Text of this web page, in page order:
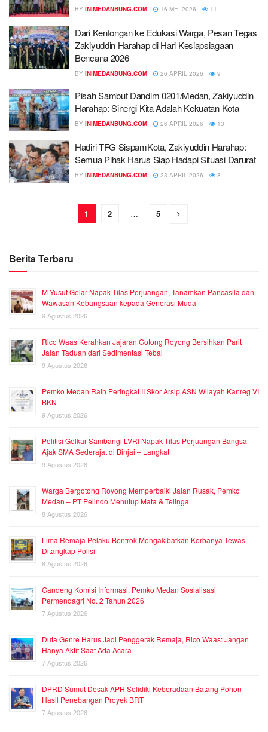
BY INIMEDANBUNG.COM 16 MEI 2026 11
Dari Kentongan ke Edukasi Warga, Pesan Tegas
Zakiyuddin Harahap di Hari Kesiapsiagaan
Bencana 2026
BY INIMEDANBUNG.COM 26 APRIL 2026 9
Pisah Sambut Dandim 0201/Medan, Zakiyuddin
Harahap: Sinergi Kita Adalah Kekuatan Kota
BY INIMEDANBUNG.COM 26 APRIL 2026 13
Hadiri TFG SispamKota, Zakiyuddin Harahap:
Semua Pihak Harus Siap Hadapi Situasi Darurat
BY INIMEDANBUNG.COM 23 APRIL 2026 8
1 2 … 5
Berita Terbaru
M Yusuf Gelar Napak Tilas Perjuangan, Tanamkan Pancasila dan
Wawasan Kebangsaan kepada Generasi Muda
9 Agustus 2026
Rico Waas Kerahkan Jajaran Gotong Royong Bersihkan Parit
Jalan Taduan dari Sedimentasi Tebal
9 Agustus 2026
Pemko Medan Raih Peringkat II Skor Arsip ASN Wilayah Kanreg VI
BKN
9 Agustus 2026
Politisi Golkar Sambangi LVRI Napak Tilas Perjuangan Bangsa
Ajak SMA Sederajat di Binjai – Langkat
9 Agustus 2026
Warga Bergotong Royong Memperbaiki Jalan Rusak, Pemko
Medan – PT Pelindo Menutup Mata & Telinga
8 Agustus 2026
Lima Remaja Pelaku Bentrok Mengakibatkan Korbanya Tewas
Ditangkap Polisi
8 Agustus 2026
Gandeng Komisi Informasi, Pemko Medan Sosialisasi
Permendagri No. 2 Tahun 2026
7 Agustus 2026
Duta Genre Harus Jadi Penggerak Remaja, Rico Waas: Jangan
Hanya Aktif Saat Ada Acara
7 Agustus 2026
DPRD Sumut Desak APH Selidiki Keberadaan Batang Pohon
Hasil Penebangan Proyek BRT
7 Agustus 2026